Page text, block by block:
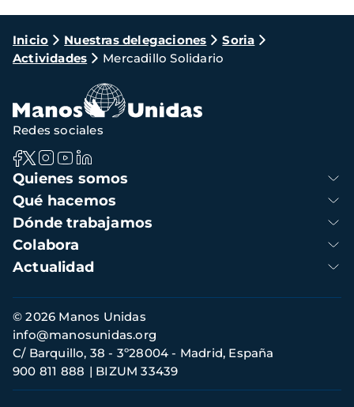
Ruta
de
navegación
Inicio Nuestras delegaciones
Soria
Actividades
Mercadillo Solidario
Navegación
principal
Quienes somos
Qué hacemos
Dónde trabajamos
Colabora
Actualidad
Redes sociales
Información
de
contacto
© 2026 Manos Unidas
C/ Barquillo, 38 - 3º28004 - Madrid, España
900 811 888
BIZUM 33439
info@manosunidas.org